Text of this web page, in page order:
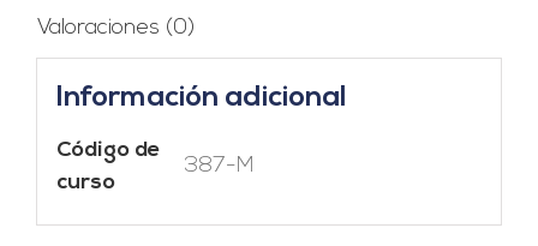
Valoraciones (0)
Información adicional
Código de
curso
387-M